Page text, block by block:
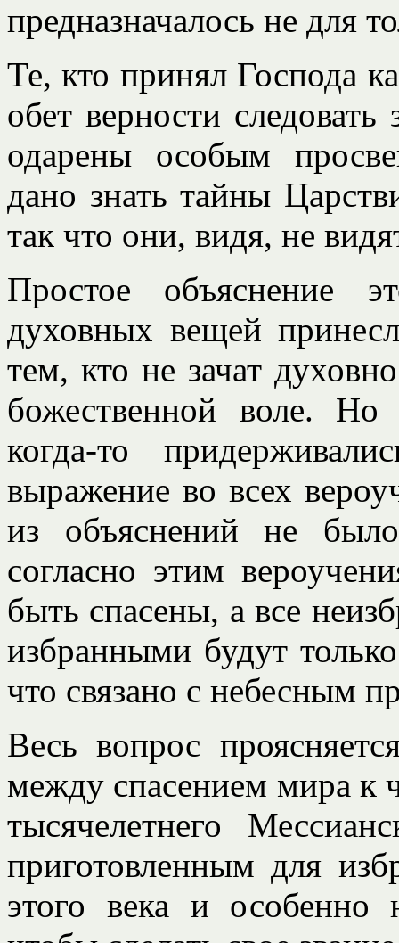
предназначалось не для
Те, кто принял Господа
обет верности
одарены особым
дано знать тайны
так что они, видя, не
Простое объяснение
духовных вещей
тем, кто не зачат
божественной воле.
когда-то
выражение во всех
из объяснений не
согласно этим
быть спасены, а все
избранными будут
что связано с небесным
Весь вопрос
между спасением мира к
тысячелетнего
приготовленным для
этого века и особенно